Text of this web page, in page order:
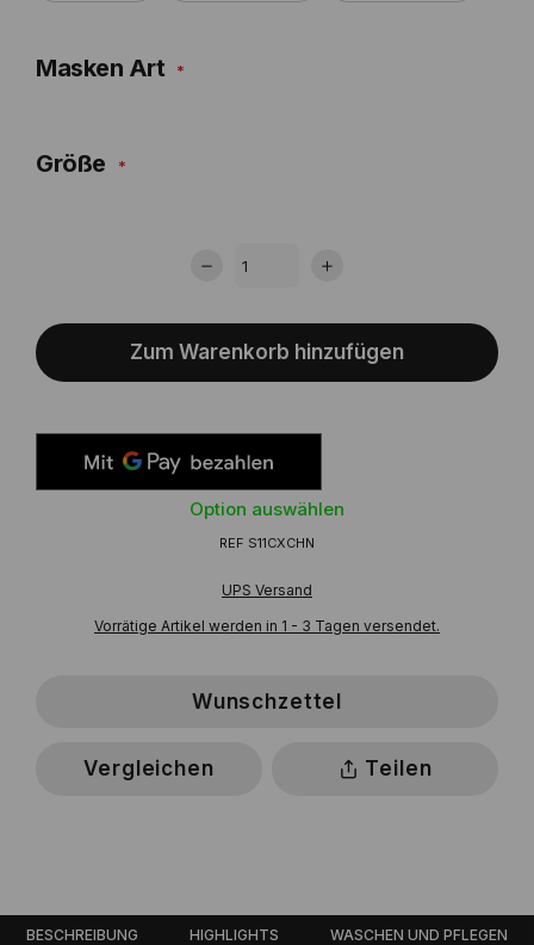
Masken Art
Größe
Zum Warenkorb hinzufügen
Option auswählen
REF S11CXCHN
UPS Versand
Vorrätige Artikel werden in 1 - 3 Tagen versendet.
Wunschzettel
Vergleichen Teilen
BESCHREIBUNG HIGHLIGHTS WASCHEN UND PFLEGEN